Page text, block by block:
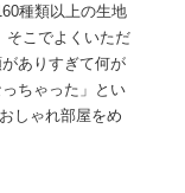
種類以上の生地
そこでよくいただ
ありすぎて何が
ちゃった」とい
しゃれ部屋をめ